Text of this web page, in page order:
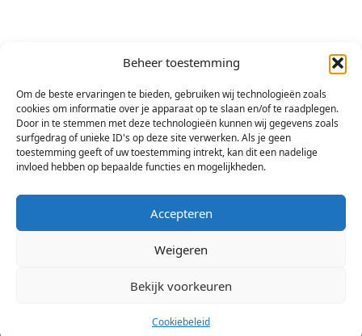
Beheer toestemming
Om de beste ervaringen te bieden, gebruiken wij technologieën zoals
cookies om informatie over je apparaat op te slaan en/of te raadplegen.
Door in te stemmen met deze technologieën kunnen wij gegevens zoals
surfgedrag of unieke ID's op deze site verwerken. Als je geen
toestemming geeft of uw toestemming intrekt, kan dit een nadelige
invloed hebben op bepaalde functies en mogelijkheden.
Accepteren
Weigeren
Bekijk voorkeuren
Cookiebeleid
© 2026 Stichting Arsis Kunst en Societeit